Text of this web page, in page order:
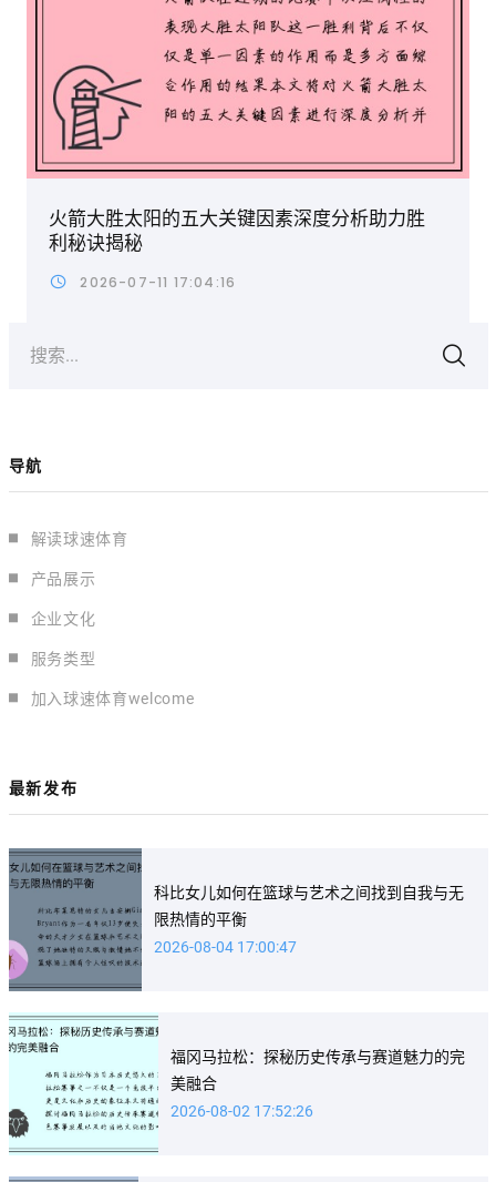
火箭大胜太阳的五大关键因素深度分析助力胜
利秘诀揭秘
2026-07-11 17:04:16
搜索...
导航
解读球速体育
产品展示
企业文化
服务类型
加入球速体育welcome
最新发布
科比女儿如何在篮球与艺术之间找到自我与无
限热情的平衡
2026-08-04 17:00:47
福冈马拉松：探秘历史传承与赛道魅力的完
美融合
2026-08-02 17:52:26